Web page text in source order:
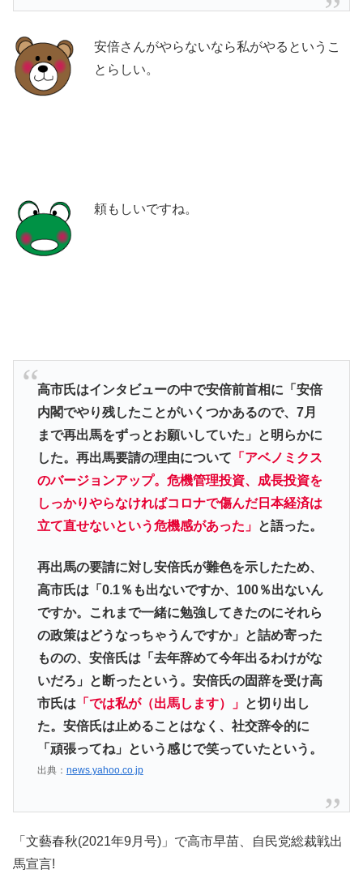
安倍さんがやらないなら私がやるというこ
とらしい。
頼もしいですね。
高市氏はインタビューの中で安倍前首相に「安倍
内閣でやり残したことがいくつかあるので、7月
まで再出馬をずっとお願いしていた」と明らかに
した。再出馬要請の理由について 「アベノミクス
のバージョンアップ。危機管理投資、成長投資を
しっかりやらなければコロナで傷んだ日本経済は
立て直せないという危機感があった」 と語った。
再出馬の要請に対し安倍氏が難色を示したため、
高市氏は「0.1％も出ないですか、100％出ないん
ですか。これまで一緒に勉強してきたのにそれら
の政策はどうなっちゃうんですか」と詰め寄った
ものの、安倍氏は「去年辞めて今年出るわけがな
いだろ」と断ったという。安倍氏の固辞を受け高
市氏は 「では私が（出馬します）」 と切り出し
た。安倍氏は止めることはなく、社交辞令的に
「頑張ってね」という感じで笑っていたという。
出典： news.yahoo.co.jp
「文藝春秋(2021年9月号)」で高市早苗、自民党総裁戦出
馬宣言!